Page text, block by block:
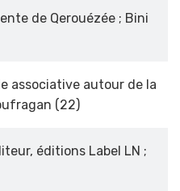
de Qerouézée ; Bini
associative autour de la
(22)
éditions Label LN ;